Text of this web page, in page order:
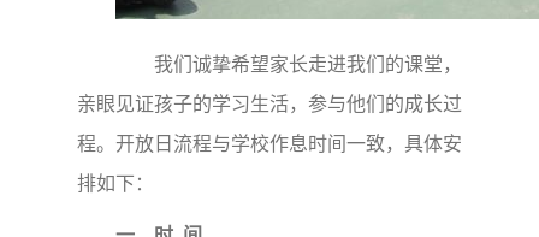
我们诚挚希望家长走进我们的课堂，
亲眼见证孩子的学习生活，参与他们的成长过
程。开放日流程与学校作息时间一致，具体安
排如下：